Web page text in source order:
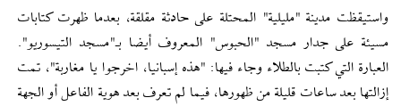
واستيقظت مدينة "مليلية" المحتلة على حادثة مقلقة، بعدما ظهرت كتابات
مسيئة على جدار مسجد "الحبوس" المعروف أيضا بـ"مسجد التيسوريو".
العبارة التي كتبت بالطلاء وجاء فيها: "هذه إسبانيا، اخرجوا يا مغاربة"، تمت
إزالتها بعد ساعات قليلة من ظهورها، فيما لم تعرف بعد هوية الفاعل أو الجهة